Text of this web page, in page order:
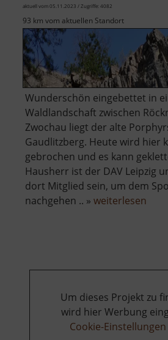
aktuell vom 05.11.2023 / Zugriffe: 4082
93 km vom aktuellen Standort
Wunderschön eingebettet in
Waldlandschaft zwischen
Zwochau liegt der alte
Gaudlitzberg. Heute wird hier
gebrochen und es kann
Hausherr ist der DAV Leipzig
dort Mitglied sein, um dem
nachgehen .. » weiterlesen
Um dieses Projekt zu
wird hier Werbung
Cookie-